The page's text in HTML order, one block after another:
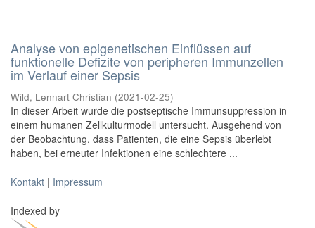
Analyse von epigenetischen Einflüssen auf
funktionelle Defizite von peripheren Immunzellen
im Verlauf einer Sepsis
Wild, Lennart Christian (2021-02-25)
In dieser Arbeit wurde die postseptische Immunsuppression in
einem humanen Zellkulturmodell untersucht. Ausgehend von
der Beobachtung, dass Patienten, die eine Sepsis überlebt
haben, bei erneuter Infektionen eine schlechtere ...
Kontakt | Impressum
Indexed by